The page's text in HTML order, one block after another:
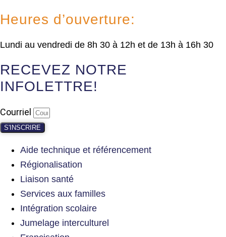
Heures d’ouverture:
Lundi au vendredi de 8h 30 à 12h et de 13h à 16h 30
RECEVEZ NOTRE
INFOLETTRE!
Courriel
S'INSCRIRE
Aide technique et référencement
Régionalisation
Liaison santé
Services aux familles
Intégration scolaire
Jumelage interculturel